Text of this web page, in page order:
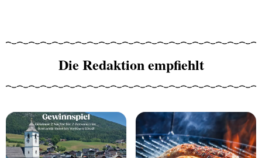
Die Redaktion empfiehlt